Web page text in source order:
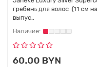
гребень для волос (11 см
выпус..
60.00 BYN